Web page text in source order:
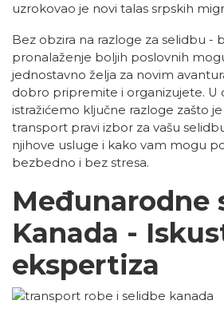
uzrokovao je novi talas srpskih
Bez obzira na razloge za selidbu -
pronalaženje boljih poslovnih
jednostavno želja za novim
dobro pripremite i organizujete. U
istražićemo ključne razloge zašto
transport pravi izbor za vašu
njihove usluge i kako vam mogu
bezbedno i bez stresa.
Međunarodne
Kanada -
ekspertiza